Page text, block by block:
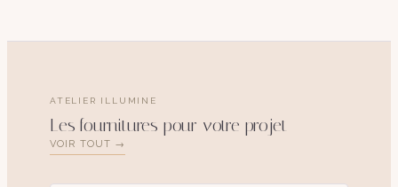
ATELIER ILLUMINE
Les fournitures pour votre projet
VOIR TOUT →